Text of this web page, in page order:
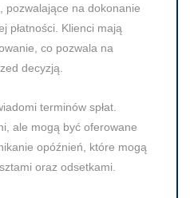
pozwalające na dokonanie
płatności. Klienci mają
co pozwala na
decyzją.
terminów spłat
ale mogą być oferowane
opóźnień, które mogą
oraz odsetkami.